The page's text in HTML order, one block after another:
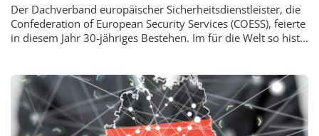
Der Dachverband europäischer Sicherheitsdienstleister, die
Confederation of European Security Services (COESS), feierte
in diesem Jahr 30-jähriges Bestehen. Im für die Welt so hist...